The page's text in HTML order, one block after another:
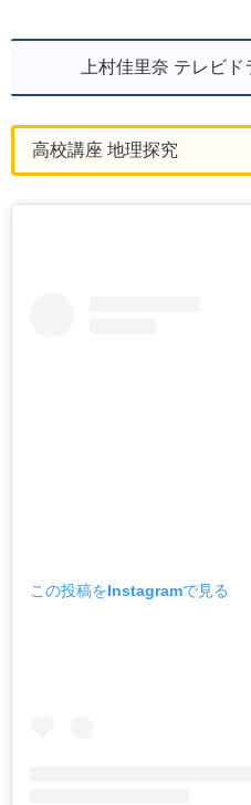
上村佳里奈 テレビ
高校講座 地理探究
この投稿をInstagramで見る